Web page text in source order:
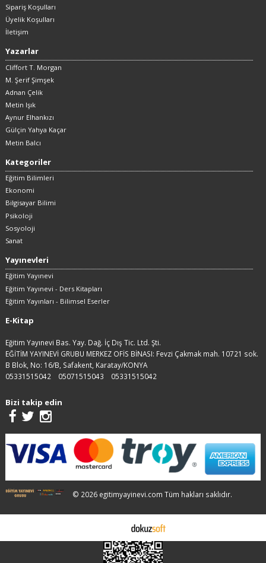
Sipariş Koşulları
Üyelik Koşulları
İletişim
Yazarlar
Cliffort T. Morgan
M. Şerif Şimşek
Adnan Çelik
Metin Işık
Aynur Elhankızı
Gülçin Yahya Kaçar
Metin Balcı
Kategoriler
Eğitim Bilimleri
Ekonomi
Bilgisayar Bilimi
Psikoloji
Sosyoloji
Sanat
Yayınevleri
Eğitim Yayınevi
Eğitim Yayınevi - Ders Kitapları
Eğitim Yayınları - Bilimsel Eserler
E-Kitap
Eğitim Yayınevi Bas. Yay. Dağ. İç Dış Tic. Ltd. Şti.
EĞİTİM YAYINEVİ GRUBU MERKEZ OFİS BİNASI: Fevzi Çakmak mah. 10721 sok.
B Blok, No: 16/B, Safakent, Karatay/KONYA
05331515042
05071515043 05331515042
Bizi takip edin
© 2026 egitimyayinevi.com Tüm hakları saklıdır.